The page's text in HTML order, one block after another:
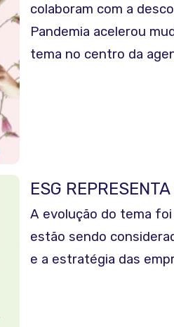
colaboram com a
Pandemia acelerou
tema no centro da
ESG
A evolução do tema
estão sendo
e a estratégia das